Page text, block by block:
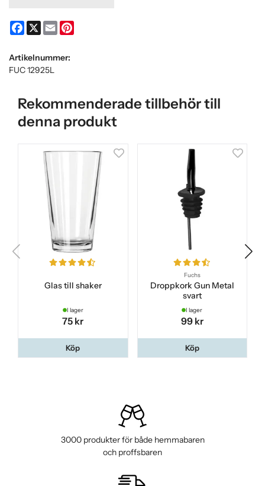
Facebook
X Email
Artikelnummer:
FUC 12925L
Rekommenderade tillbehör till
denna produkt
Glas till shaker
I lager
75 kr
Köp
Fuchs
Droppkork Gun Metal
svart
I lager
99 kr
Köp
3000 produkter för både hemmabaren
och proffsbaren